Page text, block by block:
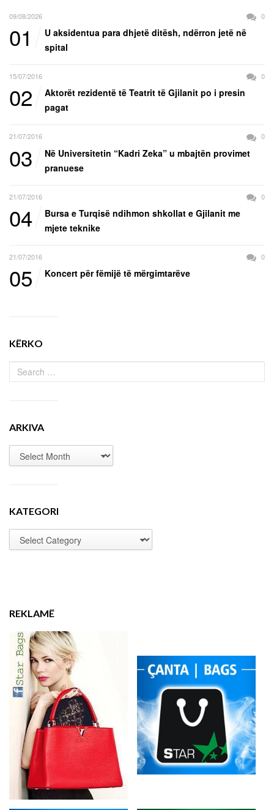
09/08/2026 0
01
U aksidentua para dhjetë ditësh, ndërron jetë në
spital
15/07/2016 0
02
Aktorët rezidentë të Teatrit të Gjilanit po i presin
pagat
21/07/2016 0
03
Në Universitetin “Kadri Zeka” u mbajtën provimet
pranuese
21/07/2016 0
04
Bursa e Turqisë ndihmon shkollat e Gjilanit me
mjete teknike
21/07/2016 0
05 Koncert për fëmijë të mërgimtarëve
KËRKO
ARKIVA
KATEGORI
REKLAMË